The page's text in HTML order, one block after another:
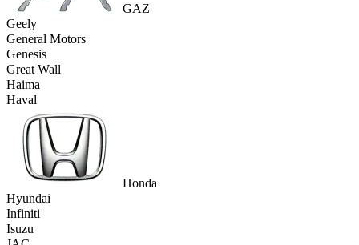
GAZ
Geely
General Motors
Genesis
Great Wall
Haima
Haval
Honda
Hyundai
Infiniti
Isuzu